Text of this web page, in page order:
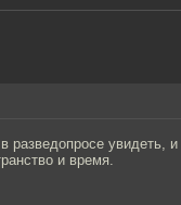
увидеть, и
и время.